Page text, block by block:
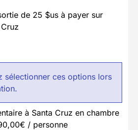
de 25 $us à payer sur
sélectionner ces options lors
à Santa Cruz en chambre
/ personne